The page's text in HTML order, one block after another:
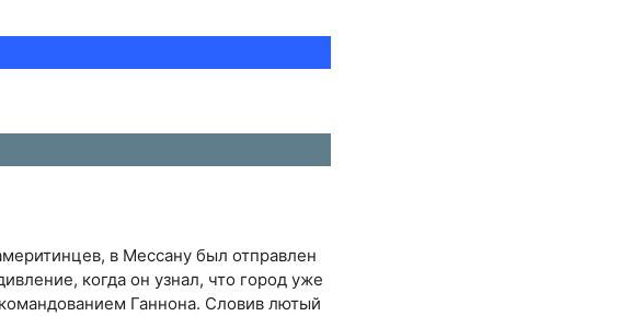
в Мессану был отправлен
когда он узнал, что город уже
Ганнона. Словив лютый